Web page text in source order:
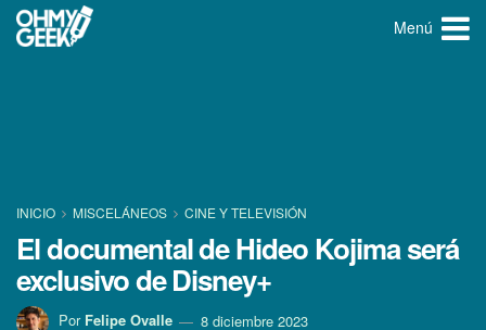
Menú
INICIO MISCELÁNEOS CINE Y TELEVISIÓN
El documental de Hideo Kojima será
exclusivo de Disney+
Por Felipe Ovalle 8 diciembre 2023